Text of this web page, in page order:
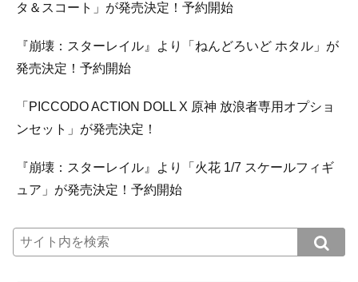
タ＆スコート」が発売決定！予約開始
『崩壊：スターレイル』より「ねんどろいど ホタル」が
発売決定！予約開始
「PICCODO ACTION DOLL X 原神 放浪者専用オプショ
ンセット」が発売決定！
『崩壊：スターレイル』より「火花 1/7 スケールフィギ
ュア」が発売決定！予約開始